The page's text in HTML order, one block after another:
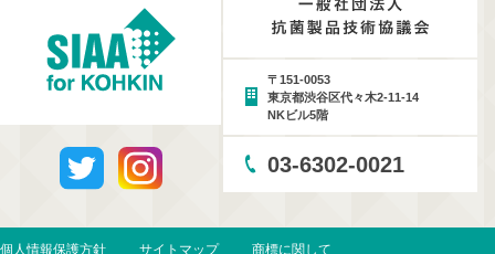
〒151-0053
東京都渋谷区代々木2-11-14
NKビル5階
03-6302-0021
個人情報保護方針 サイトマップ 商標に関して